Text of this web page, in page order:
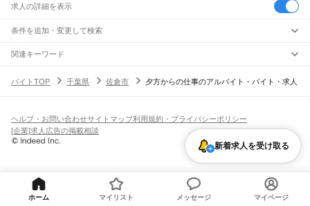
求人の詳細を表示
条件を追加・変更して検索
市区町村を追加・変更
千葉県すべて
銚子市市川市船橋市館山市木更津市松戸市野田市茂原市成田市佐倉市
旭市習志野市柏市勝浦市 八千代市
印西市白井市富里市南房総市
印旛郡香取郡
駅を追加・変更
南流山駅新松戸駅 新八柱駅 東松戸駅市川大野駅船橋法典駅 西船橋駅
JR中央・総武線
市川駅 本八幡駅 津田沼駅幕張本郷駅幕張駅
JR総武本線
市川駅
稲毛駅千葉駅 都賀駅四街道駅
佐倉駅
南酒々井駅
八街駅日向駅 成東駅 横芝駅飯倉駅 八日市場駅干潟駅旭駅
飲食・フードサービス
飲食・フードサービス
ホールスタッフ
皿洗い・洗い場 精肉・鮮魚加工 給食調理
バー（BAR）・バーテンダー
飲食店（店長・マネージャー）
営業・販売
営業テレフォンアポインター（テレアポ） ルートセールス
特徴を追加・変更
人気
髪型・髪色自由
勤務期間
短期単発・1日OK
期間限定（春夏冬休み等）
シフト
正社員
契約社員
派遣社員
関連キーワード
千葉県 佐倉市 午後から 千葉県 佐倉市 夜からの仕事 深夜 バイト
バイトTOP 千葉県 佐倉市 夕方からの仕事のアルバイト・バイト・求人
新着求人を受け取る
ヘルプ・お問い合わせサイトマップ利用規約・プライバシーポリシー
[企業]求人広告の掲載相談
ホーム マイリスト メッセージ マイページ